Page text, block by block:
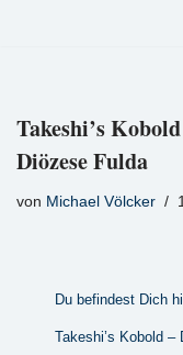
Takeshi’s
Diözese Fulda
von Michael Völcker
Du befindest Dich
Takeshi’s Kobold